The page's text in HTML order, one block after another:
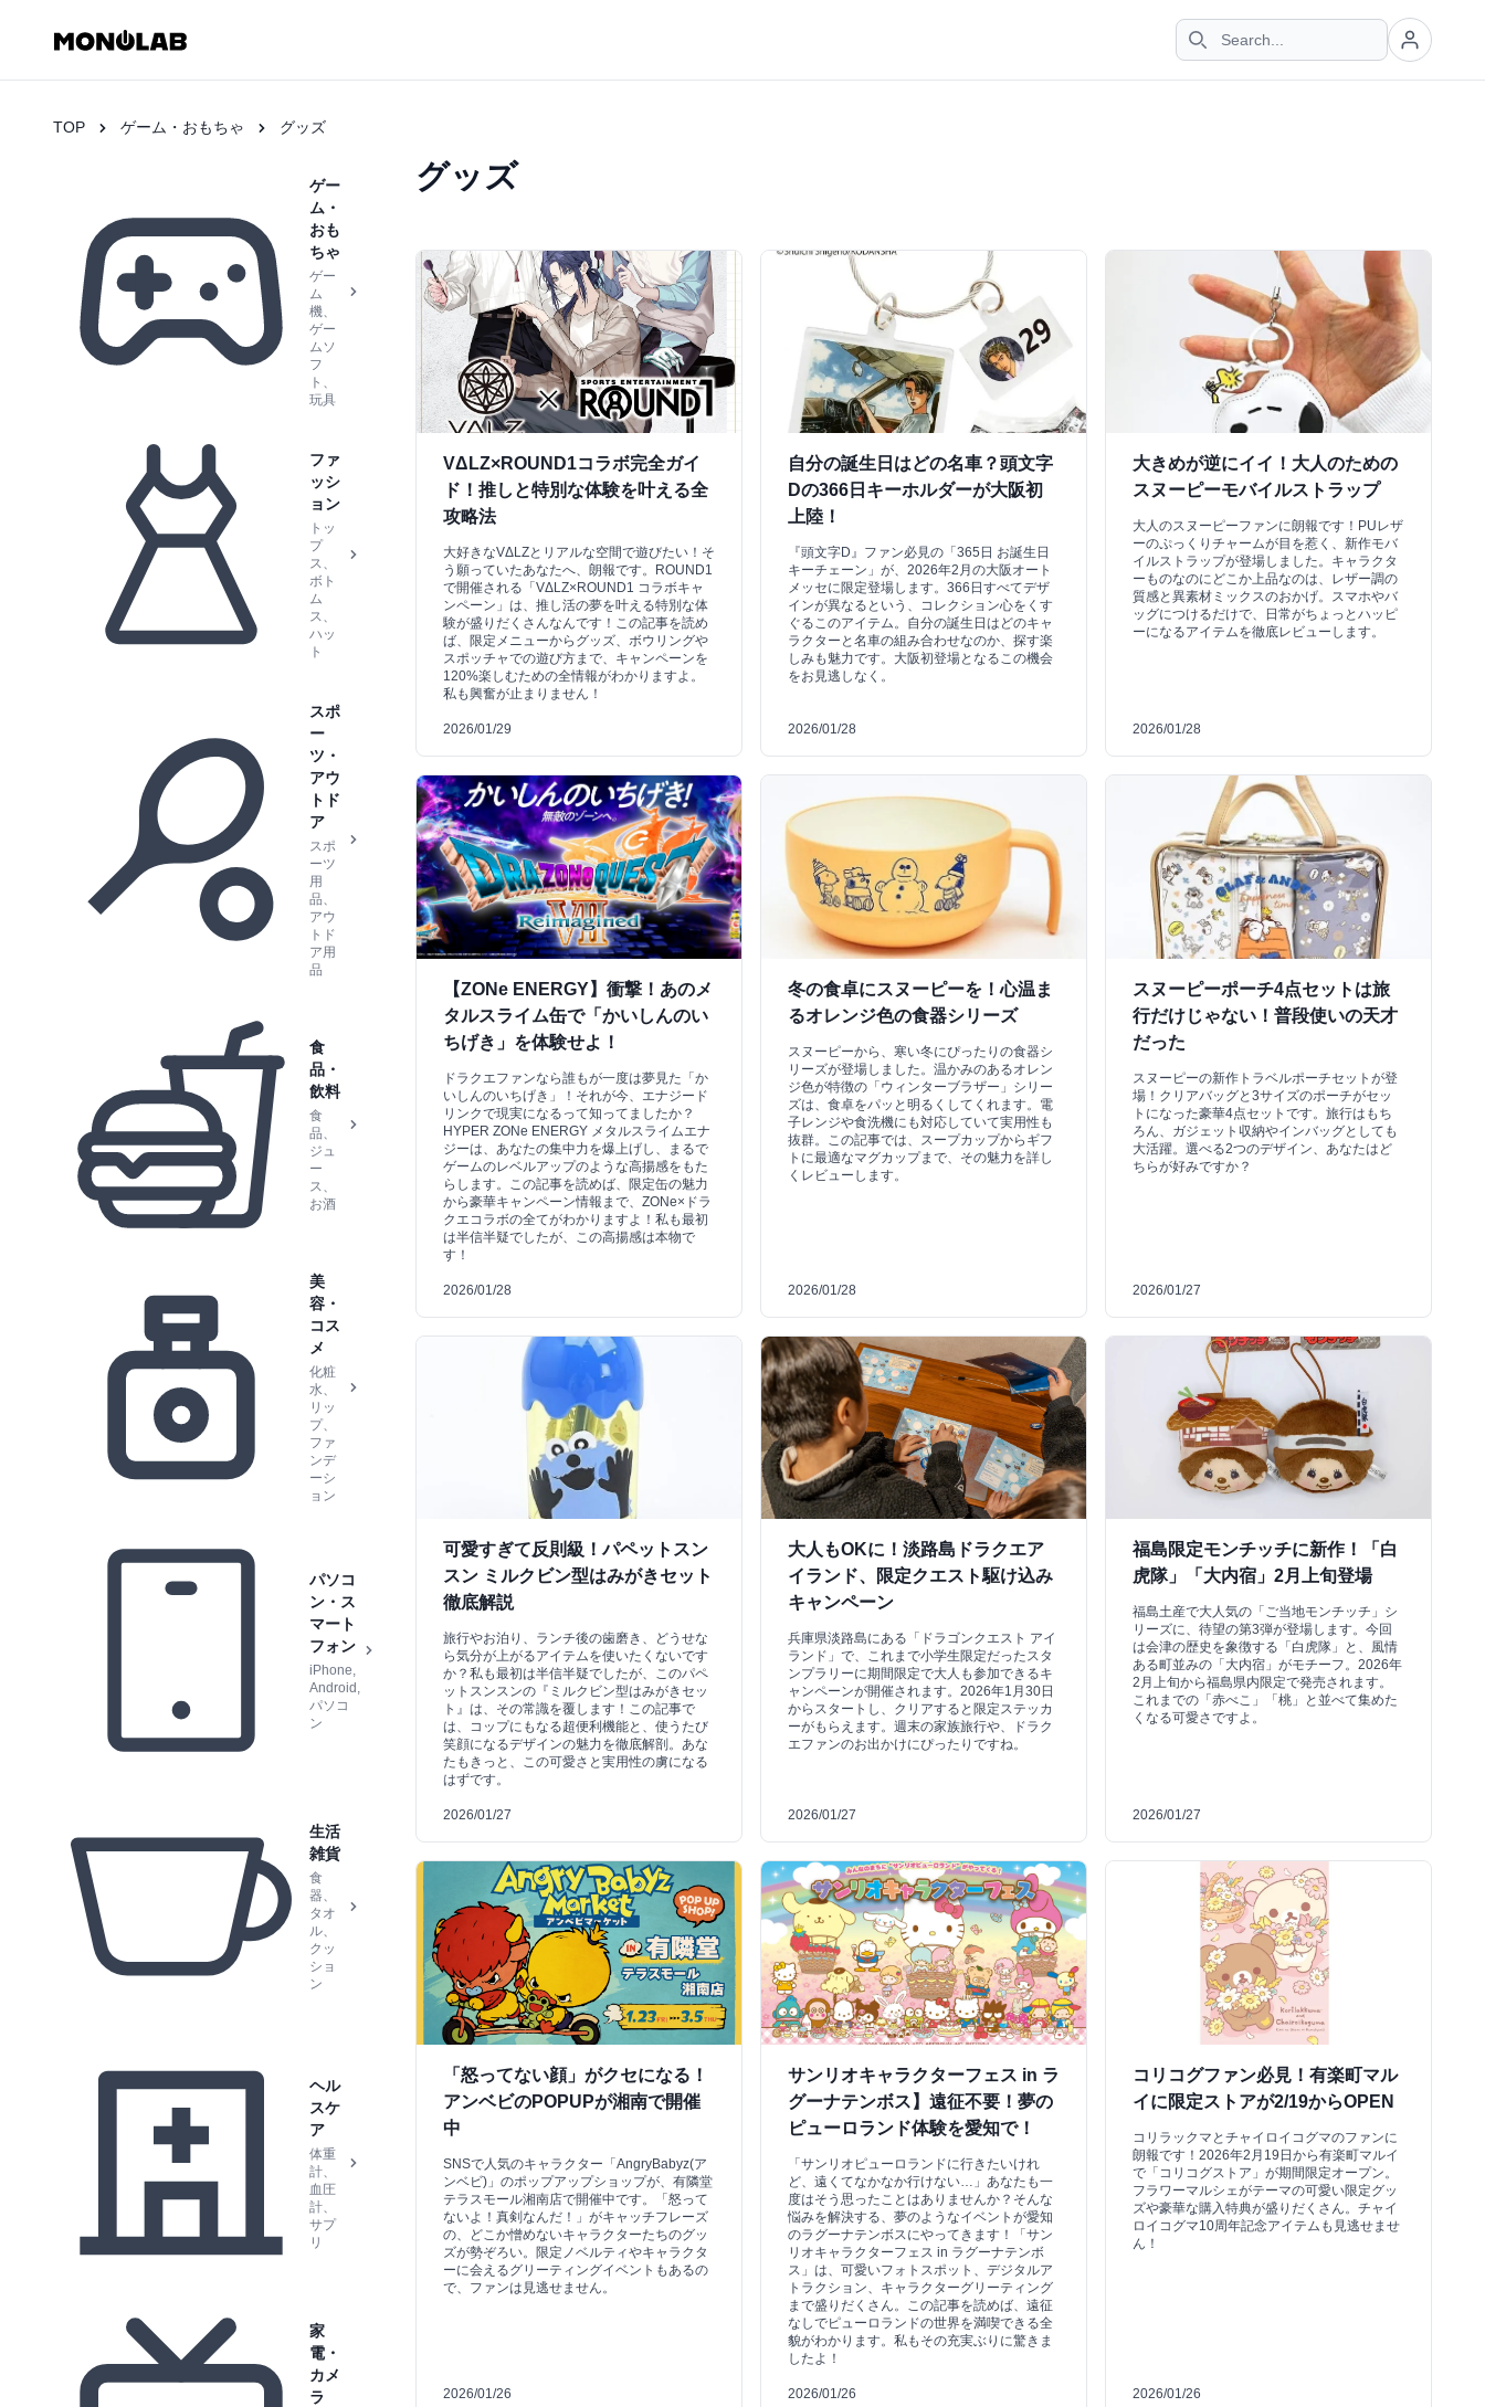
TOP ゲーム・おもちゃ グッズ
ゲー
ム・
おも
ちゃ
ゲー
ム
機、
ゲー
ムソ
フ
ト、
玩具
ファ
ッシ
ョン
トッ
プ
ス、
ボト
ム
ス、
ハッ
ト
スポ
ー
ツ・
アウ
トド
ア
スポ
ーツ
用
品、
アウ
トド
ア用
品
食
品・
飲料
食
品、
ジュ
ー
ス、
お酒
美
容・
コス
メ
化粧
水、
リッ
プ、
ファ
ンデ
ーシ
ョン
パソコ
ン・ス
マート
フォン
iPhone,
Android,
パソコ
ン
生活
雑貨
食
器、
タオ
ル、
クッ
ショ
ン
ヘル
スケ
ア
体重
計、
血圧
計、
サプ
リ
家
電・
カメ
ラ
グッズ
VΔLZ×ROUND1コラボ完全ガイ
ド！推しと特別な体験を叶える全
攻略法
大好きなVΔLZとリアルな空間で遊びたい！そ
う願っていたあなたへ、朗報です。ROUND1
で開催される「VΔLZ×ROUND1 コラボキャ
ンペーン」は、推し活の夢を叶える特別な体
験が盛りだくさんなんです！この記事を読め
ば、限定メニューからグッズ、ボウリングや
スポッチャでの遊び方まで、キャンペーンを
120%楽しむための全情報がわかりますよ。
私も興奮が止まりません！
2026/01/29
自分の誕生日はどの名車？頭文字
Dの366日キーホルダーが大阪初
上陸！
『頭文字D』ファン必見の「365日 お誕生日
キーチェーン」が、2026年2月の大阪オート
メッセに限定登場します。366日すべてデザ
インが異なるという、コレクション心をくす
ぐるこのアイテム。自分の誕生日はどのキャ
ラクターと名車の組み合わせなのか、探す楽
しみも魅力です。大阪初登場となるこの機会
をお見逃しなく。
2026/01/28
大きめが逆にイイ！大人のための
スヌーピーモバイルストラップ
大人のスヌーピーファンに朗報です！PUレザ
ーのぷっくりチャームが目を惹く、新作モバ
イルストラップが登場しました。キャラクタ
ーものなのにどこか上品なのは、レザー調の
質感と異素材ミックスのおかげ。スマホやバ
ッグにつけるだけで、日常がちょっとハッピ
ーになるアイテムを徹底レビューします。
2026/01/28
【ZONe ENERGY】衝撃！あのメ
タルスライム缶で「かいしんのい
ちげき」を体験せよ！
ドラクエファンなら誰もが一度は夢見た「か
いしんのいちげき」！それが今、エナジード
リンクで現実になるって知ってましたか？
HYPER ZONe ENERGY メタルスライムエナ
ジーは、あなたの集中力を爆上げし、まるで
ゲームのレベルアップのような高揚感をもた
らします。この記事を読めば、限定缶の魅力
から豪華キャンペーン情報まで、ZONe×ドラ
クエコラボの全てがわかりますよ！私も最初
は半信半疑でしたが、この高揚感は本物で
す！
2026/01/28
冬の食卓にスヌーピーを！心温ま
るオレンジ色の食器シリーズ
スヌーピーから、寒い冬にぴったりの食器シ
リーズが登場しました。温かみのあるオレン
ジ色が特徴の「ウィンターブラザー」シリー
ズは、食卓をパッと明るくしてくれます。電
子レンジや食洗機にも対応していて実用性も
抜群。この記事では、スープカップからギフ
トに最適なマグカップまで、その魅力を詳し
くレビューします。
2026/01/28
スヌーピーポーチ4点セットは旅
行だけじゃない！普段使いの天才
だった
スヌーピーの新作トラベルポーチセットが登
場！クリアバッグと3サイズのポーチがセッ
トになった豪華4点セットです。旅行はもち
ろん、ガジェット収納やインバッグとしても
大活躍。選べる2つのデザイン、あなたはど
ちらが好みですか？
2026/01/27
可愛すぎて反則級！パペットスン
スン ミルクビン型はみがきセット
徹底解説
旅行やお泊り、ランチ後の歯磨き、どうせな
ら気分が上がるアイテムを使いたくないです
か？私も最初は半信半疑でしたが、このパペ
ットスンスンの『ミルクビン型はみがきセッ
ト』は、その常識を覆します！この記事で
は、コップにもなる超便利機能と、使うたび
笑顔になるデザインの魅力を徹底解剖。あな
たもきっと、この可愛さと実用性の虜になる
はずです。
2026/01/27
大人もOKに！淡路島ドラクエア
イランド、限定クエスト駆け込み
キャンペーン
兵庫県淡路島にある「ドラゴンクエスト アイ
ランド」で、これまで小学生限定だったスタ
ンプラリーに期間限定で大人も参加できるキ
ャンペーンが開催されます。2026年1月30日
からスタートし、クリアすると限定ステッカ
ーがもらえます。週末の家族旅行や、ドラク
エファンのお出かけにぴったりですね。
2026/01/27
福島限定モンチッチに新作！「白
虎隊」「大内宿」2月上旬登場
福島土産で大人気の「ご当地モンチッチ」シ
リーズに、待望の第3弾が登場します。今回
は会津の歴史を象徴する「白虎隊」と、風情
ある町並みの「大内宿」がモチーフ。2026年
2月上旬から福島県内限定で発売されます。
これまでの「赤べこ」「桃」と並べて集めた
くなる可愛さですよ。
2026/01/27
「怒ってない顔」がクセになる！
アンベビのPOPUPが湘南で開催
中
SNSで人気のキャラクター「AngryBabyz(ア
ンベビ)」のポップアップショップが、有隣堂
テラスモール湘南店で開催中です。「怒って
ないよ！真剣なんだ！」がキャッチフレーズ
の、どこか憎めないキャラクターたちのグッ
ズが勢ぞろい。限定ノベルティやキャラクタ
ーに会えるグリーティングイベントもあるの
で、ファンは見逃せません。
2026/01/26
サンリオキャラクターフェス in ラ
グーナテンボス】遠征不要！夢の
ピューロランド体験を愛知で！
「サンリオピューロランドに行きたいけれ
ど、遠くてなかなか行けない…」あなたも一
度はそう思ったことはありませんか？そんな
悩みを解決する、夢のようなイベントが愛知
のラグーナテンボスにやってきます！「サン
リオキャラクターフェス in ラグーナテンボ
ス」は、可愛いフォトスポット、デジタルア
トラクション、キャラクターグリーティング
まで盛りだくさん。この記事を読めば、遠征
なしでピューロランドの世界を満喫できる全
貌がわかります。私もその充実ぶりに驚きま
したよ！
2026/01/26
コリコグファン必見！有楽町マル
イに限定ストアが2/19からOPEN
コリラックマとチャイロイコグマのファンに
朗報です！2026年2月19日から有楽町マルイ
で「コリコグストア」が期間限定オープン。
フラワーマルシェがテーマの可愛い限定グッ
ズや豪華な購入特典が盛りだくさん。チャイ
ロイコグマ10周年記念アイテムも見逃せませ
ん！
2026/01/26